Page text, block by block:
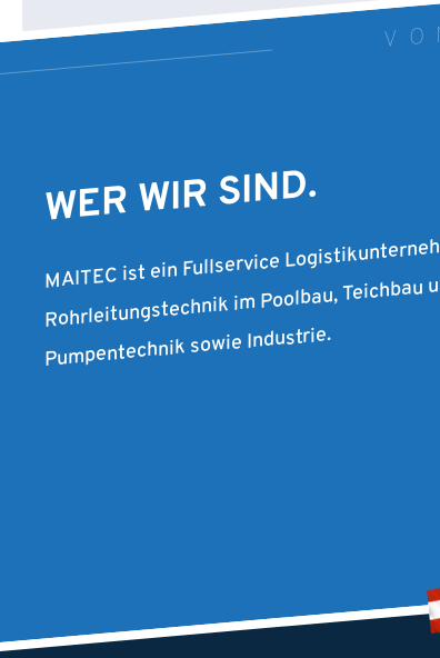
WER WIR SIND.
MAITEC ist ein Fullservice
Rohrleitungstechnik im Poolbau,
Pumpentechnik sowie Industrie.